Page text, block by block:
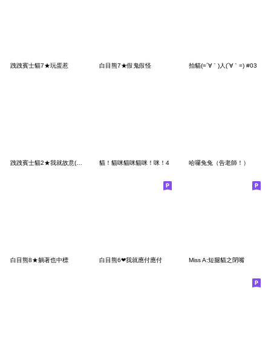
跩跩賓士貓7★玩蛋惹 白目熊7★假鬼假怪 拍貓(=´∀｀)人(´∀｀=) #03
貓！貓咪貓咪貓咪！咪！4 哈囉兔兔（告老師！）
白目熊8★躺著也中標 白目熊6❤我就應付應付 Miss A:短腿貓之閉嘴